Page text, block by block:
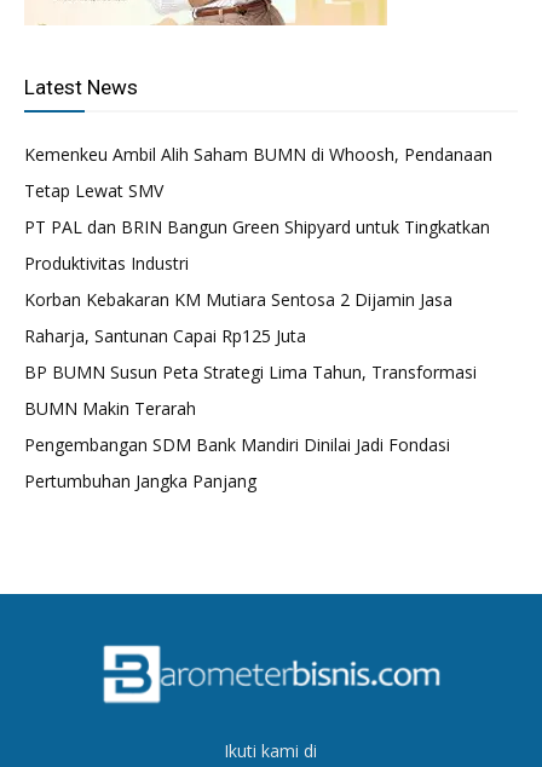
Latest News
Kemenkeu Ambil Alih Saham BUMN di Whoosh, Pendanaan
Tetap Lewat SMV
PT PAL dan BRIN Bangun Green Shipyard untuk Tingkatkan
Produktivitas Industri
Korban Kebakaran KM Mutiara Sentosa 2 Dijamin Jasa
Raharja, Santunan Capai Rp125 Juta
BP BUMN Susun Peta Strategi Lima Tahun, Transformasi
BUMN Makin Terarah
Pengembangan SDM Bank Mandiri Dinilai Jadi Fondasi
Pertumbuhan Jangka Panjang
Ikuti kami di